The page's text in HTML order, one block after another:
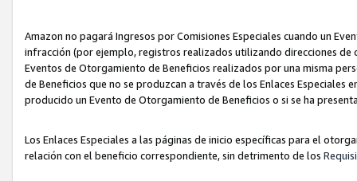
Amazon no pagará Ingresos por Comisiones Especiales cuando un
infracción (por ejemplo, registros realizados utilizando direcciones
Eventos de Otorgamiento de Beneficios realizados por una misma
de Beneficios que no se produzcan a través de los Enlaces Especiales
producido un Evento de Otorgamiento de Beneficios o si se ha
Los Enlaces Especiales a las páginas de inicio específicas para el
relación con el beneficio correspondiente, sin detrimento de los